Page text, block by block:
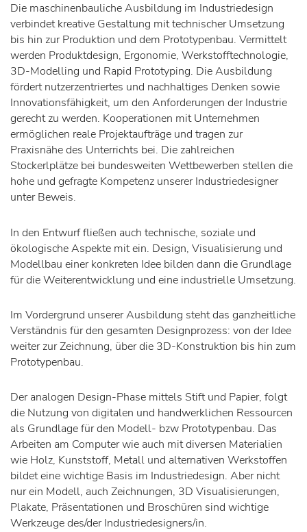
Die maschinenbauliche Ausbildung im Industriedesign
verbindet kreative Gestaltung mit technischer Umsetzung
bis hin zur Produktion und dem Prototypenbau. Vermittelt
werden Produktdesign, Ergonomie, Werkstofftechnologie,
3D-Modelling und Rapid Prototyping. Die Ausbildung
fördert nutzerzentriertes und nachhaltiges Denken sowie
Innovationsfähigkeit, um den Anforderungen der Industrie
gerecht zu werden. Kooperationen mit Unternehmen
ermöglichen reale Projektaufträge und tragen zur
Praxisnähe des Unterrichts bei. Die zahlreichen
Stockerlplätze bei bundesweiten Wettbewerben stellen die
hohe und gefragte Kompetenz unserer Industriedesigner
unter Beweis.
In den Entwurf fließen auch technische, soziale und
ökologische Aspekte mit ein. Design, Visualisierung und
Modellbau einer konkreten Idee bilden dann die Grundlage
für die Weiterentwicklung und eine industrielle Umsetzung.
Im Vordergrund unserer Ausbildung steht das ganzheitliche
Verständnis für den gesamten Designprozess: von der Idee
weiter zur Zeichnung, über die 3D-Konstruktion bis hin zum
Prototypenbau.
Der analogen Design-Phase mittels Stift und Papier, folgt
die Nutzung von digitalen und handwerklichen Ressourcen
als Grundlage für den Modell- bzw Prototypenbau. Das
Arbeiten am Computer wie auch mit diversen Materialien
wie Holz, Kunststoff, Metall und alternativen Werkstoffen
bildet eine wichtige Basis im Industriedesign. Aber nicht
nur ein Modell, auch Zeichnungen, 3D Visualisierungen,
Plakate, Präsentationen und Broschüren sind wichtige
Werkzeuge des/der Industriedesigners/in.